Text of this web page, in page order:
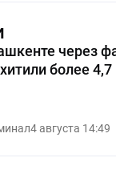
через
более
4 августа 14:49